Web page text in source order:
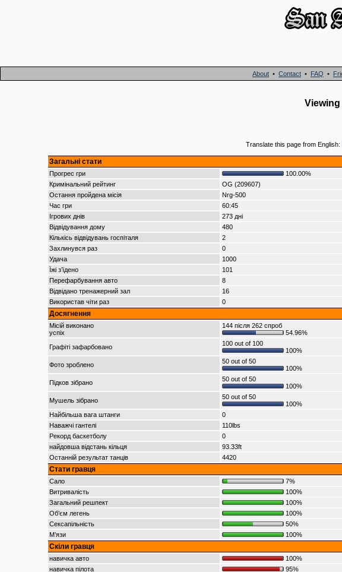
About • Contact • FAQ •
Translate this page from English:
Загальні стати
Прогрес гри
100.00%
Кримінальний рейтинг
OG (209607)
Остання пройдена місія
Nrg-500
Час гри
60:45
Ігрових днів
273 дні
Відвідування дому
480
Кількісь відвідувань госпіталя
2
Захлинувся раз
0
Удача
1000
Їжі з’їдено
101
Перефарбування авто
8
Відвідано тренажерний зал
16
Використав чіти раз
0
Досягнення
Місій виконано
успіх
144 після 262 спроб
54.96%
Графіті зафарбовано
100 out of 100
100%
Фото зроблено
50 out of 50
100%
Підков зібрано
50 out of 50
100%
Мушель зібрано
50 out of 50
100%
Найбільша вага штанги
0
Наважчі гантелі
110lbs
Рекорд баскетболу
0
найдовша відстань кільця
93.33ft
Останній результат танців
4420
Стати гравця
Сало
7%
Витривалість
100%
Загальний решпект
100%
Об’єм легень
100%
Сексапільність
50%
М’язи
100%
Скіли гравця
навичка авто
100%
навичка пілота
95%